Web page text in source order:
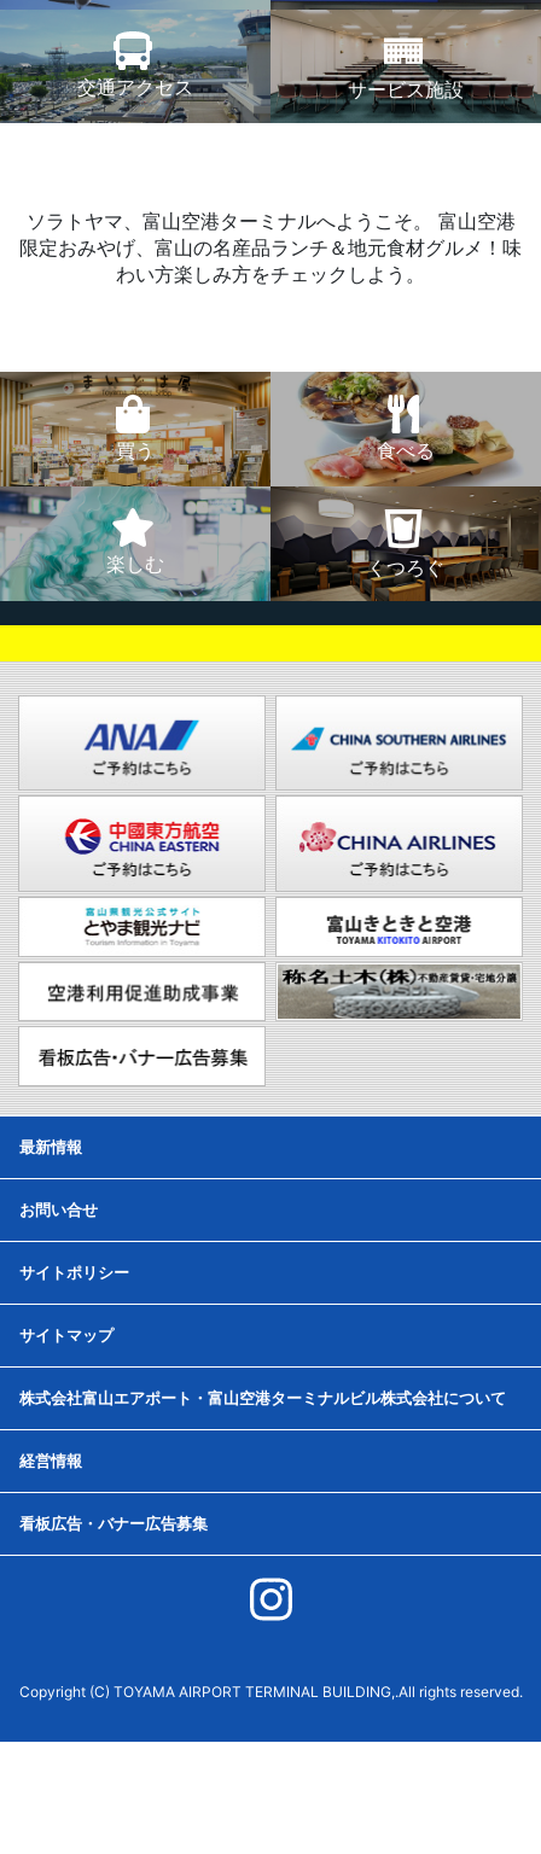
交通アクセス サービス施設
ソラトヤマ、富山空港ターミナルへようこそ。
富山空港
限定おみやげ、富山の名産品ランチ＆地元食材グルメ！味
わい方楽しみ方をチェックしよう。
買う 食べる
楽しむ くつろぐ
最新情報
お問い合せ
サイトポリシー
サイトマップ
株式会社富山エアポート・富山空港ターミナルビル株式会社について
経営情報
看板広告・バナー広告募集
Copyright (C) TOYAMA AIRPORT TERMINAL BUILDING,.All rights reserved.